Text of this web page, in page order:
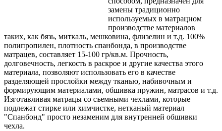
замены традиционно
используемых в матрацном
производстве материалов
таких, как бязь, миткаль, мешковина, флизелин и т.д. 100%
полипропилен, плотность спанбонда, в производстве
матрацев, составляет 15-100 гр/кв.м. Прочность,
долговечность, легкость в раскрое и другие качества этого
материала, позволяют использовать его в качестве
разделяющей прослойки между тканью, набивочным и
формирующим материалами, обшивка пружин, матрасов и т.д.
Изготавливая матрацы со съемными чехлами, которые
подлежат стирке или химчистке, нетканый материал
"Спанбонд" просто незаменим для внутренней обшивки
чехла.